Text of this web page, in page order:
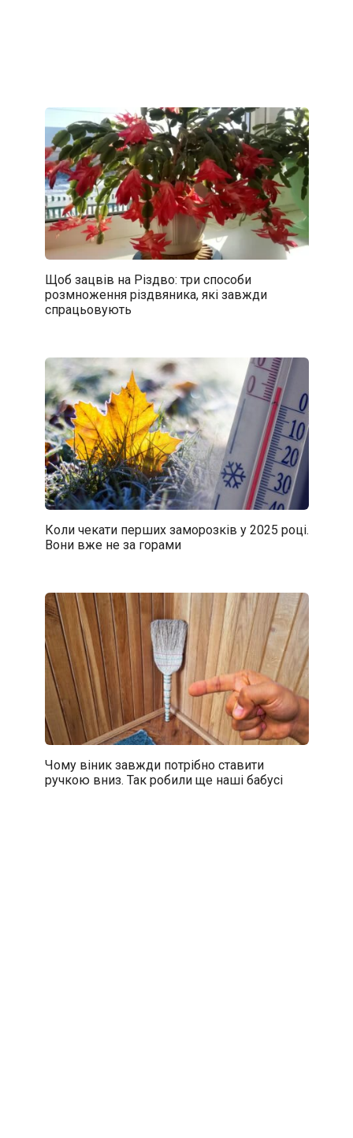
Щоб зацвів на Різдво: три способи
розмноження різдвяника, які завжди
спрацьовують
Коли чекати перших заморозків у 2025 році.
Вони вже не за горами
Чому віник завжди потрібно ставити
ручкою вниз. Так робили ще наші бабусі